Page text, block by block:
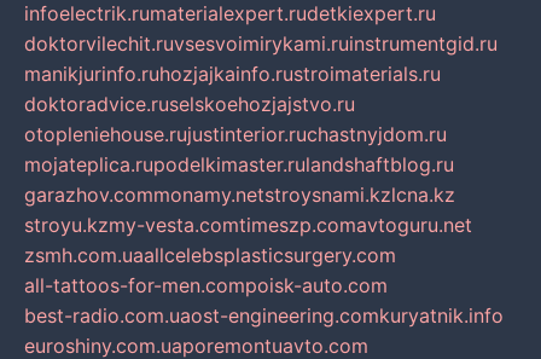
infoelectrik.rumaterialexpert.rudetkiexpert.ru
doktorvilechit.ruvsesvoimirykami.ruinstrumentgid.ru
manikjurinfo.ruhozjajkainfo.rustroimaterials.ru
doktoradvice.ruselskoehozjajstvo.ru
otopleniehouse.rujustinterior.ruchastnyjdom.ru
mojateplica.rupodelkimaster.rulandshaftblog.ru
garazhov.commonamy.netstroysnami.kzlcna.kz
stroyu.kzmy-vesta.comtimeszp.comavtoguru.net
zsmh.com.uaallcelebsplasticsurgery.com
all-tattoos-for-men.compoisk-auto.com
best-radio.com.uaost-engineering.comkuryatnik.info
euroshiny.com.uaporemontuavto.com